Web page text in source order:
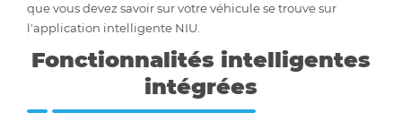
que vous devez savoir sur votre véhicule se trouve sur
l'application intelligente NIU.
Fonctionnalités intelligentes
intégrées